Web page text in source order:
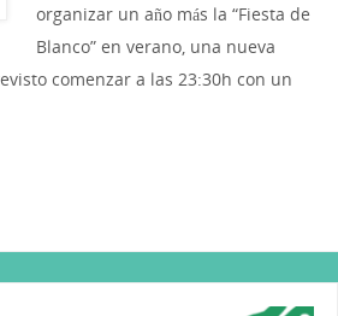
organizar un año más la “Fiesta de
Blanco” en verano, una nueva
comenzar a las 23:30h con un